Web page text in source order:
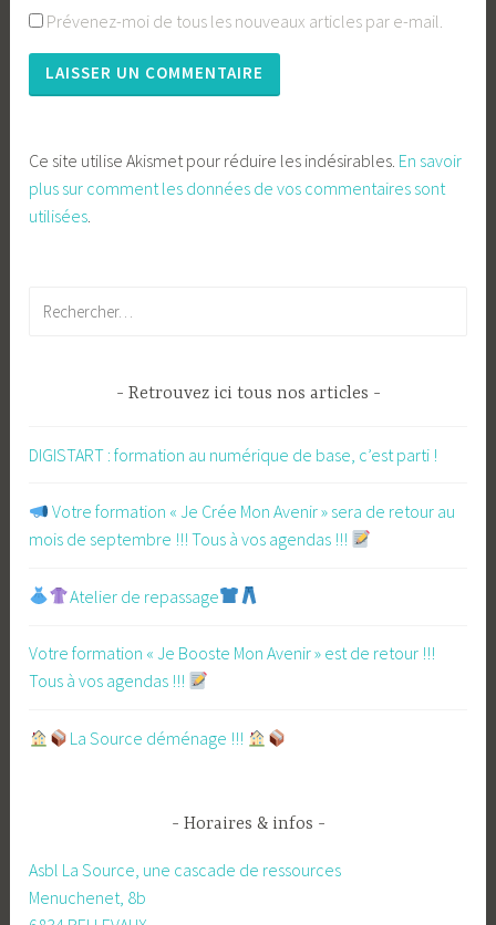
Prévenez-moi de tous les nouveaux articles par e-mail.
Ce site utilise Akismet pour réduire les indésirables. En savoir
plus sur comment les données de vos commentaires sont
utilisées
Retrouvez ici tous nos articles
DIGISTART : formation au numérique de base, c’est parti !
​ Votre formation « Je Crée Mon Avenir » sera de retour au
mois de septembre !!! Tous à vos agendas !!!
Atelier de repassage​
Votre formation « Je Booste Mon Avenir » est de retour !!!
Tous à vos agendas !!!
​La Source déménage !!!
Horaires & infos
Asbl La Source, une cascade de ressources
Menuchenet, 8b